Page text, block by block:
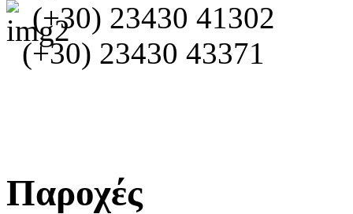
(+30) 23430 41302
(+30) 23430 43371
Παροχές